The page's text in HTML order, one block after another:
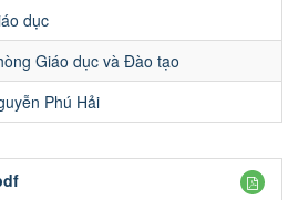
dục
Giáo dục và Đào tạo
Phú Hải